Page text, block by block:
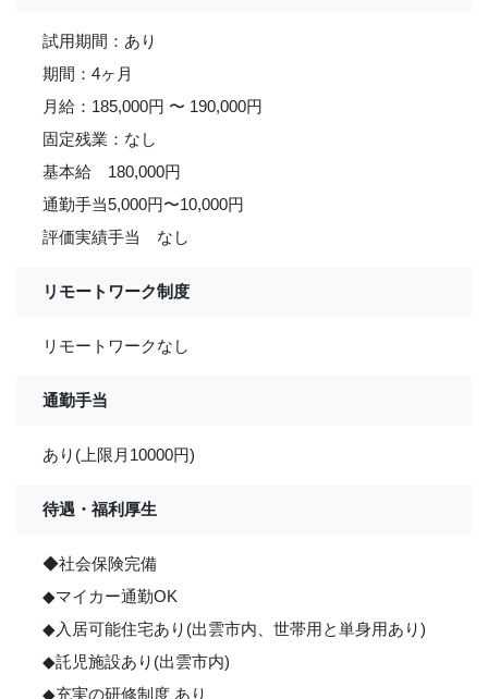
試用期間：あり
期間：4ヶ月
月給：185,000円 〜 190,000円
固定残業：なし
基本給 180,000円
通勤手当5,000円〜10,000円
評価実績手当 なし
リモートワーク制度
リモートワークなし
通勤手当
あり(上限月10000円)
待遇・福利厚生
◆社会保険完備
◆マイカー通勤OK
◆入居可能住宅あり(出雲市内、世帯用と単身用あり)
◆託児施設あり(出雲市内)
◆充実の研修制度 あり